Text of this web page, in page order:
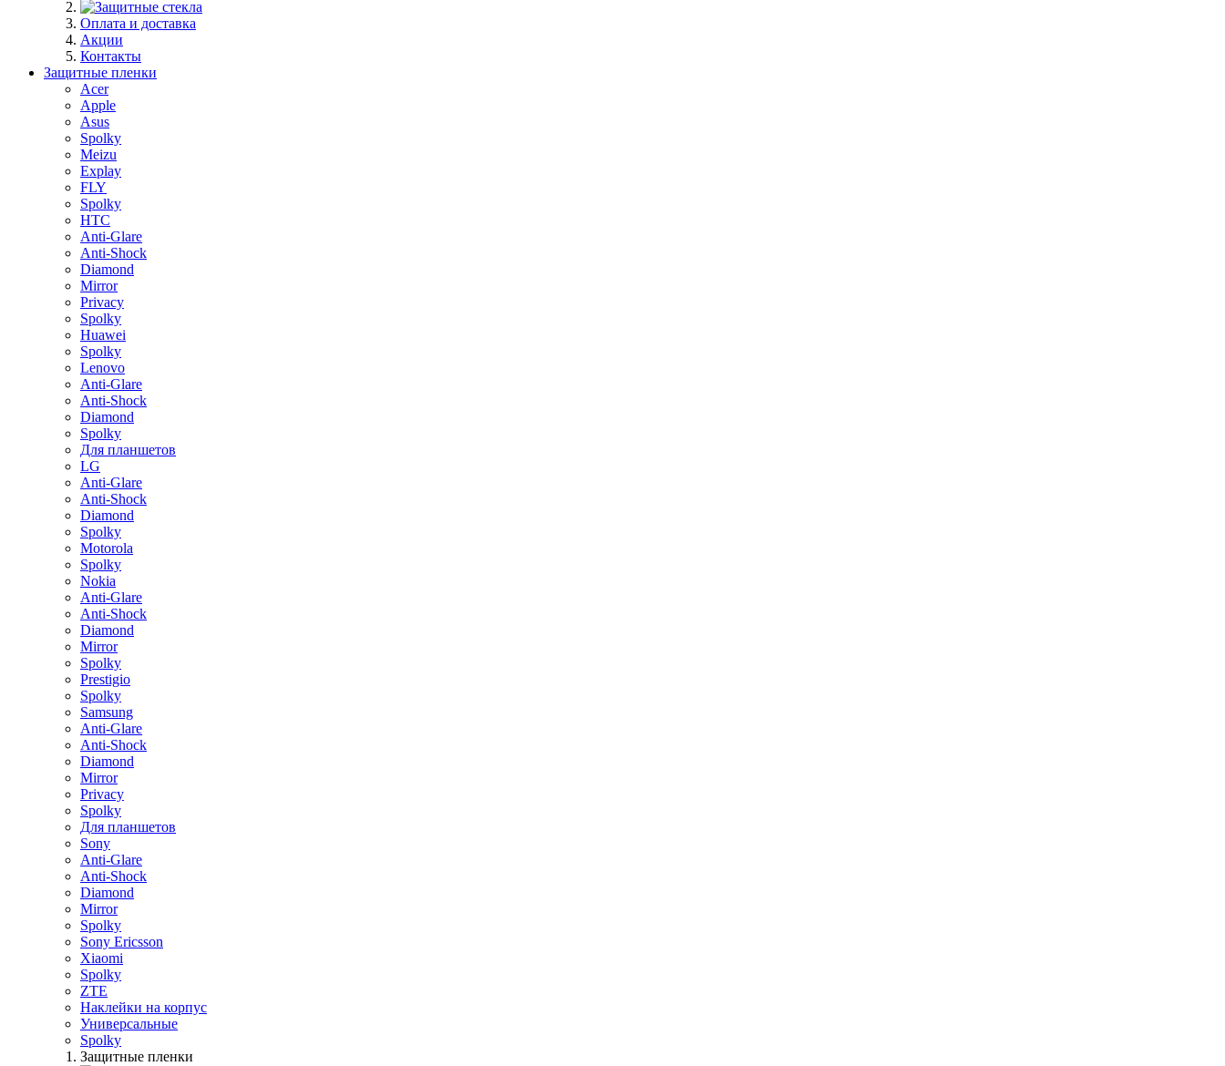
Оплата и доставка
Акции
Контакты
Защитные пленки
Acer
Apple
Asus
Spolky
Meizu
Explay
FLY
Spolky
HTC
Anti-Glare
Anti-Shock
Diamond
Mirror
Privacy
Spolky
Huawei
Spolky
Lenovo
Anti-Glare
Anti-Shock
Diamond
Spolky
Для планшетов
LG
Anti-Glare
Anti-Shock
Diamond
Spolky
Motorola
Spolky
Nokia
Anti-Glare
Anti-Shock
Diamond
Mirror
Spolky
Prestigio
Spolky
Samsung
Anti-Glare
Anti-Shock
Diamond
Mirror
Privacy
Spolky
Для планшетов
Sony
Anti-Glare
Anti-Shock
Diamond
Mirror
Spolky
Sony Ericsson
Xiaomi
Spolky
ZTE
Наклейки на корпус
Универсальные
Spolky
Защитные пленки